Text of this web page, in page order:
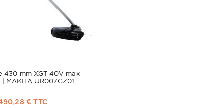
430 mm XGT 40V max
MAKITA UR007GZ01
€ TTC